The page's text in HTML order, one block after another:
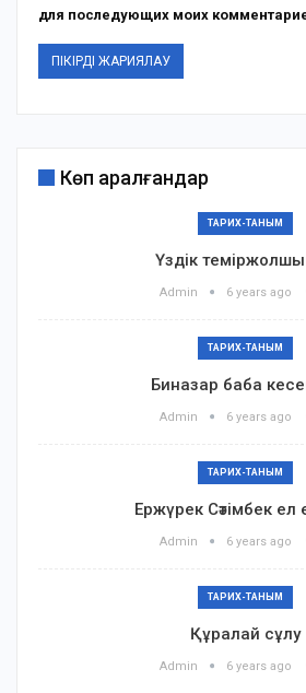
для последующих моих
Көп қаралғандар
ТАРИХ-ТАНЫМ
Үздік теміржолшы
Admin 6 years ago
ТАРИХ-ТАНЫМ
Биназар баба
Admin 6 years ago
ТАРИХ-ТАНЫМ
Ержүрек Сәтімбек ел
Admin 6 years ago
ТАРИХ-ТАНЫМ
Құралай сұлу
Admin 6 years ago